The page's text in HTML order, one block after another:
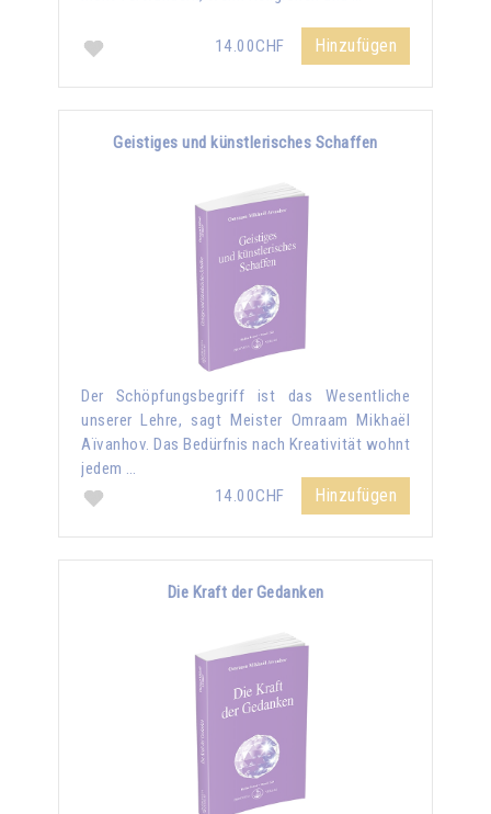
14.00CHF Hinzufügen
Geistiges und künstlerisches Schaffen
Der Schöpfungsbegriff ist das Wesentliche
unserer Lehre, sagt Meister Omraam Mikhaël
Aïvanhov. Das Bedürfnis nach Kreativität wohnt
jedem …
14.00CHF
Hinzufügen
Die Kraft der Gedanken